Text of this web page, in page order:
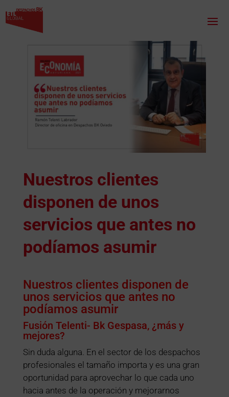
Nuestros clientes
disponen de unos
servicios que antes no
podíamos asumir
Nuestros clientes disponen de
unos servicios que antes no
podíamos asumir
Fusión Telenti- Bk Gespasa, ¿más y
mejores?
Sin duda alguna. En el sector de los despachos
profesionales el tamaño importa y es una gran
oportunidad para aprovechar lo que cada uno
hacia antes de la operación y mejorarnos